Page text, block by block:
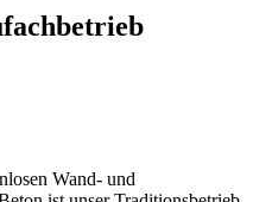
Wand- und